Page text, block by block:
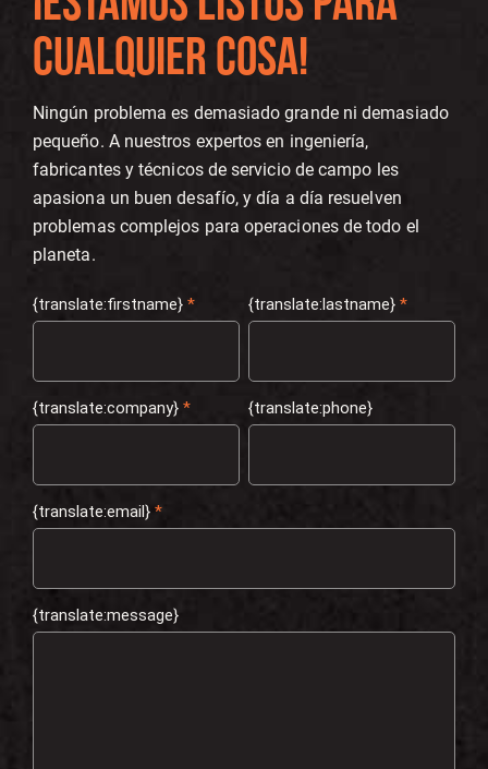
CUALQUIER COSA!
Ningún problema es demasiado grande ni demasiado
pequeño. A nuestros expertos en ingeniería,
fabricantes y técnicos de servicio de campo les
apasiona un buen desafío, y día a día resuelven
problemas complejos para operaciones de todo el
planeta.